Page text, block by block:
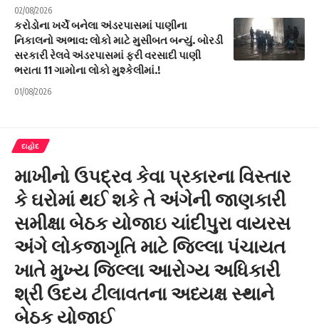
02/08/2026
કરોડોના ખર્ચે બનેલા અંડરપાસમાં પાણીના
નિકાલનો અભાવ: લોકો માટે મુસીબત બન્યું. બોરડી
સરકારી રેલવે અંડરપાસમાં ફરી વરસાદી પાણી
ભરાતા 11 ગામોના લોકો મુશ્કેલીમાં.!
01/08/2026
દાહોદ
માખીનો ઉપદ્રવ કેવા પ્રકારના વિસ્તાર
કે ઘરોમાં થઈ શકે તે અંગેની જાણકારી
સમીક્ષા બેઠક યોજાઇ ચાંદીપુરા વાયરસ
અંગે લોકજાગૃતિ માટે જિલ્લા પંચાયત
ખાતે મુખ્ય જિલ્લા આરોગ્ય અધિકારી
શ્રી ઉદય ટીલાવતના અધ્યક્ષ સ્થાને
બેઠક યોજાઈ